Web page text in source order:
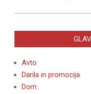
Avto
Darila in promocija
Dom